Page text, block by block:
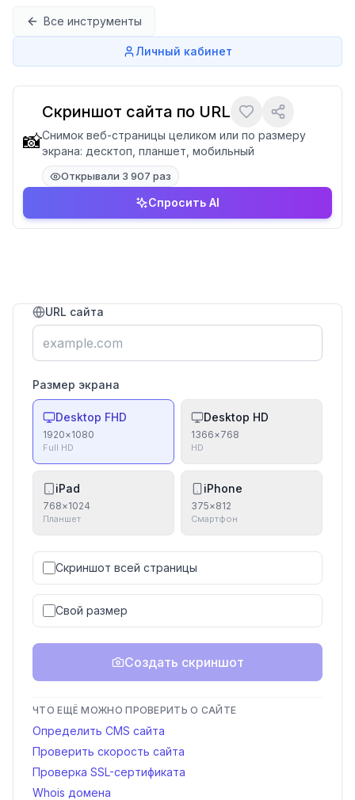
Все инструменты
Личный кабинет
📸
Скриншот сайта по URL
Снимок веб-страницы целиком или по размеру
экрана: десктоп, планшет, мобильный
Открывали 3 907 раз
Спросить AI
URL сайта
Размер экрана
Desktop FHD
1920×1080
Full HD
Desktop HD
1366×768
HD
iPad
768×1024
Планшет
iPhone
375×812
Смартфон
Скриншот всей страницы
Свой размер
Создать скриншот
ЧТО ЕЩЁ МОЖНО ПРОВЕРИТЬ О САЙТЕ
Определить CMS сайта
Проверить скорость сайта
Проверка SSL-сертификата
Whois домена